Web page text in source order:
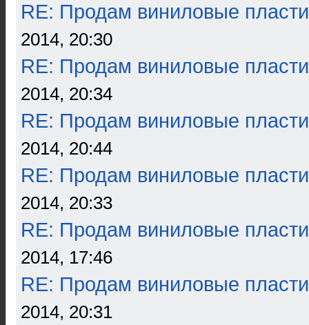
RE: Продам виниловые
2014, 20:30
RE: Продам виниловые
2014, 20:34
RE: Продам виниловые
2014, 20:44
RE: Продам виниловые
2014, 20:33
RE: Продам виниловые
2014, 17:46
RE: Продам виниловые
2014, 20:31